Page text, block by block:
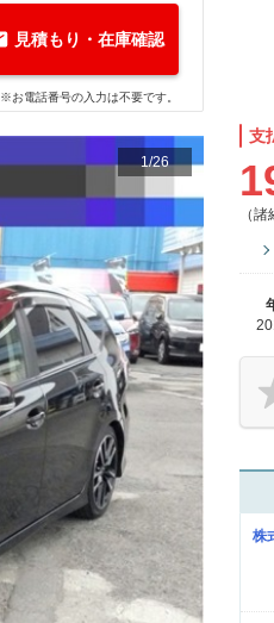
見積もり・在庫確認
※お電話番号の入力は不要です。
1/26
支
（
株